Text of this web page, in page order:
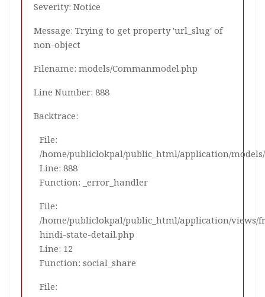
Severity: Notice
Message: Trying to get property 'url_slug' of
non-object
Filename: models/Commanmodel.php
Line Number: 888
Backtrace:
File:
/home/publiclokpal/public_html/application/
Line: 888
Function: _error_handler
File:
/home/publiclokpal/public_html/application/views/
hindi-state-detail.php
Line: 12
Function: social_share
File: